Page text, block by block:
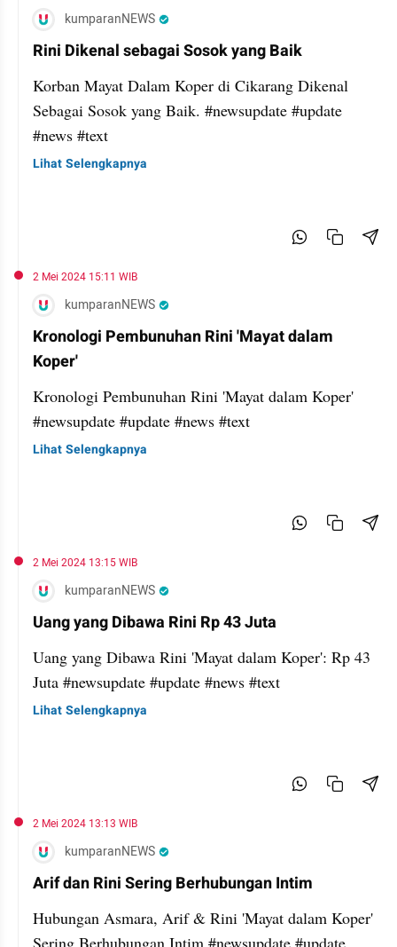
kumparanNEWS
Rini Dikenal sebagai Sosok yang Baik
Korban Mayat Dalam Koper di Cikarang Dikenal
Sebagai Sosok yang Baik. #newsupdate #update
#news #text
Lihat Selengkapnya
2 Mei 2024 15:11 WIB
kumparanNEWS
Kronologi Pembunuhan Rini 'Mayat dalam
Koper'
Kronologi Pembunuhan Rini 'Mayat dalam Koper'
#newsupdate #update #news #text
Lihat Selengkapnya
2 Mei 2024 13:15 WIB
kumparanNEWS
Uang yang Dibawa Rini Rp 43 Juta
Uang yang Dibawa Rini 'Mayat dalam Koper': Rp 43
Juta #newsupdate #update #news #text
Lihat Selengkapnya
2 Mei 2024 13:13 WIB
kumparanNEWS
Arif dan Rini Sering Berhubungan Intim
Hubungan Asmara, Arif & Rini 'Mayat dalam Koper'
Sering Berhubungan Intim #newsupdate #update